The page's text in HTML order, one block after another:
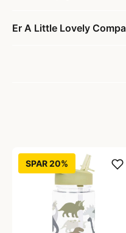
Er A Little Lovely
SPAR 20%